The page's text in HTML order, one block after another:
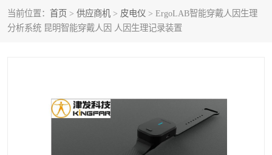
当前位置： 首页 > 供应商机 > 皮电仪 > ErgoLAB智能穿戴人因生理
分析系统 昆明智能穿戴人因 人因生理记录装置
皮电仪 脑电仪
行为观察与表情分析 动作捕捉与生物力学
人机交互实验室